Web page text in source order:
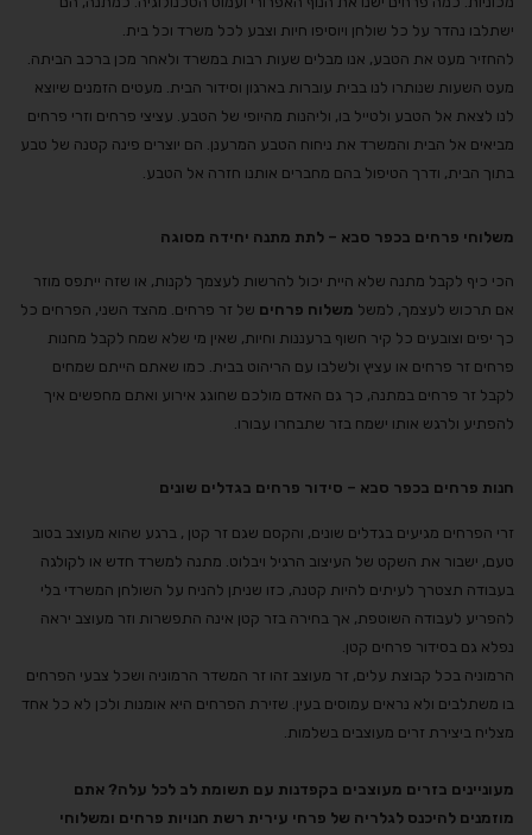
ישתלבו נהדר על כל שולחן ויוסיפו חיות וצבע לכל משרד וכל בית.
להחזיר מעט את הטבע, אנו מבלים שעות רבות במשרד ולאחר מכן ברכב הביתה.
מעט השעות שנותרו לנו בבית עוברות בארגון וסידור הבית. מעטים הזמנים שיוצא
לנו לצאת אל הטבע ולטייל בו, וליהנות מהיופי של הטבע. עציצי פרחים וזרי פרחים
מביאים אל הבית והמשרד את ניחוח הטבע המרענן. הם יוצרים פינה קטנה של טבע
בתוך הבית, ודרך הטיפול בהם מחברים אותנו חזרה אל הטבע.
משלוחי פרחים בכפר סבא – לתת מתנה יחידה מסוגה
הכי כיף לקבל מתנה שלא היית יכול להרשות לעצמך לקנות, או שזה ייתפס מוזר
אם תרכוש לעצמך, למשל משלוח פרחים של זר פרחים. מהצד השני, הפרחים כל
כך יפים וצובעים כל קיר חשוף ברעננות וחיות, שאין מי שלא שמח לקבל מחנות
פרחים זר פרחים או עציץ ולשלבו עם הריהוט בבית. כמו שאתם הייתם שמחים
לקבל זר פרחים במתנה, כך גם האדם מולכם שחוגג אירוע ואתם מחפשים איך
להפתיע ולרגש אותו ישמח בזר שתבחרו עבורו.
חנות פרחים בכפר סבא – סידור פרחים בגדלים שונים
זרי הפרחים מגיעים בגדלים שונים, והקסם שגם זר קטן , ברגע שהוא מעוצב בטוב
טעם, ישבור את השקט של העיצוב הרגיל ויבלוט. מתנה למשרד חדש או לקולגה
בעבודה תצטרך לעיתים להיות קטנה, כזו שניתן להניח על השולחן המשרדי בלי
להפריע לעבודה השוטפת, אך בחירה בזר קטן אינה התפשרות וזר מעוצב יראה
נפלא גם בסידור פרחים קטן.
הרמוניה בכל קבוצת עלים, זר מעוצב זהו זר המשדר הרמוניה ושכל צבעי הפרחים
בו משתלבים ולא נראים עמוסים בעין. שזירת הפרחים היא אומנות ולכן לא כל אחד
מצליח ביצירת זרים מעוצבים בשלמות.
מעוניינים בזרים מעוצבים בקפדנות עם תשומת לב לכל עלה? אתם
מוזמנים להיכנס לגלריה של פרחי עירית רשת חנויות פרחים ומשלוחי